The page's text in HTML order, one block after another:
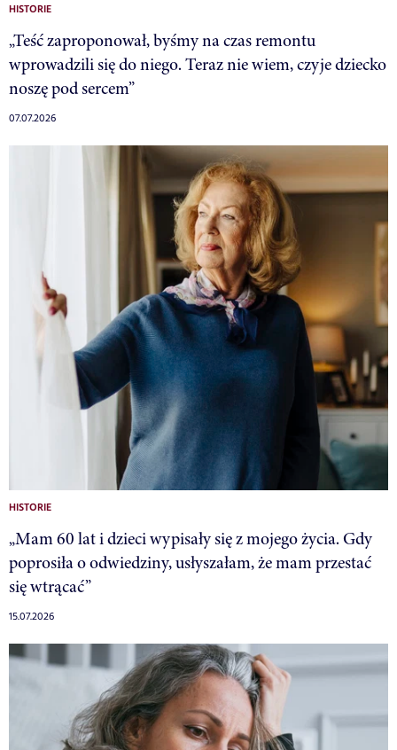
HISTORIE
„Teść zaproponował, byśmy na czas remontu
wprowadzili się do niego. Teraz nie wiem, czyje dziecko
noszę pod sercem”
07.07.2026
HISTORIE
„Mam 60 lat i dzieci wypisały się z mojego życia. Gdy
poprosiła o odwiedziny, usłyszałam, że mam przestać
się wtrącać”
15.07.2026